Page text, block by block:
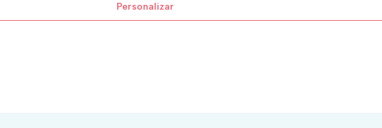
Personalizar